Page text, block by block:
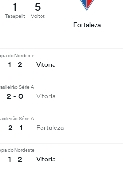
1
Tasapelit
5
Voitot
Fortaleza
do Nordeste
1 - 2 Vitoria
Série A
2 - 0 Vitoria
Série A
2 - 1 Fortaleza
do Nordeste
1 - 2 Vitoria